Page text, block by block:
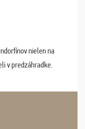
nielen na
v predzáhradke.
rok : ...